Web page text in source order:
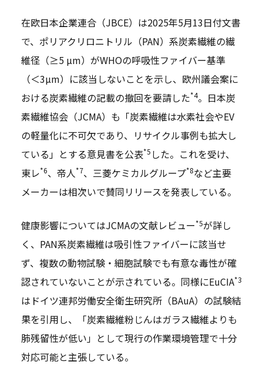
在欧日本企業連合（JBCE）は2025年5月13日付文書
で、ポリアクリロニトリル（PAN）系炭素繊維の繊
維径（≥5 µm）がWHOの呼吸性ファイバー基準
（＜3µm）に該当しないことを示し、欧州議会案に
おける炭素繊維の記載の撤回を要請した*4。日本炭
素繊維協会（JCMA）も「炭素繊維は水素社会やEV
の軽量化に不可欠であり、リサイクル事例も拡大し
ている」とする意見書を公表*5 した。これを受け、
東レ*6、帝人*7、三菱ケミカルグループ*8など主要
メーカーは相次いで賛同リリースを発表している。
健康影響についてはJCMAの文献レビュー*5が詳し
く、PAN系炭素繊維は吸引性ファイバーに該当せ
ず、複数の動物試験・細胞試験でも有意な毒性が確
認されていないことが示されている。同様にEuCIA*3
はドイツ連邦労働安全衛生研究所（BAuA）の試験結
果を引用し、「炭素繊維粉じんはガラス繊維よりも
肺残留性が低い」として現行の作業環境管理で十分
対応可能と主張している。